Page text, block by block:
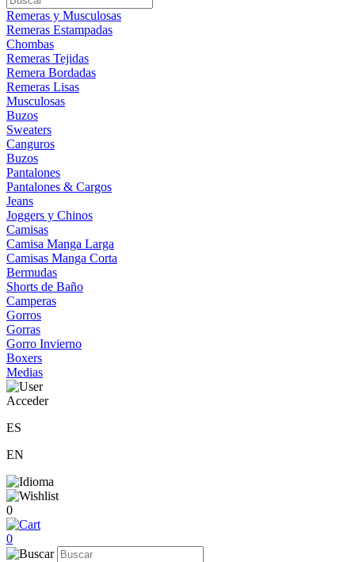
Remeras y Musculosas
Remeras Estampadas
Chombas
Remeras Tejidas
Remera Bordadas
Remeras Lisas
Musculosas
Buzos
Sweaters
Canguros
Buzos
Pantalones
Pantalones & Cargos
Jeans
Joggers y Chinos
Camisas
Camisa Manga Larga
Camisas Manga Corta
Bermudas
Shorts de Baño
Camperas
Gorros
Gorras
Gorro Invierno
Boxers
Medias
Acceder
ES
EN
0
0